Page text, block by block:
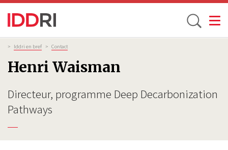
Aller
contenu
Toggle
Fil
d'Ariane
> Iddri en bref > Contact
Henri Waisman
Directeur, programme Deep Decarbonization
Pathways